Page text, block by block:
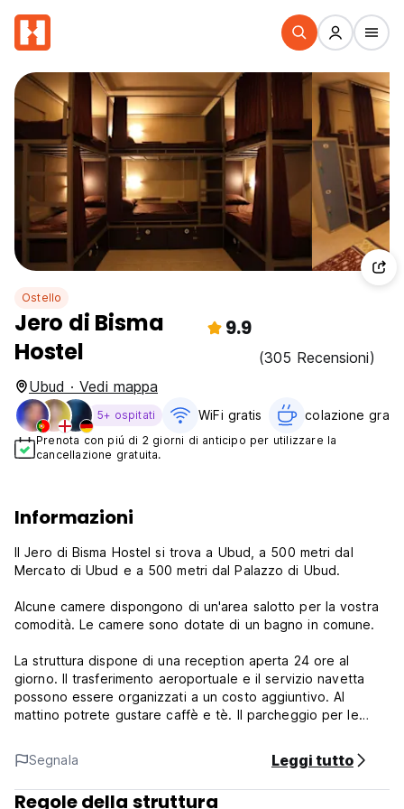
Ostello
Jero di Bisma
Hostel
9.9
(305 Recensioni)
Ubud · Vedi mappa
5+ ospitati WiFi gratis colazione
Prenota con piú di 2 giorni di anticipo per utilizzare la
cancellazione gratuita.
Informazioni
Il Jero di Bisma Hostel si trova a Ubud, a 500 metri dal
Mercato di Ubud e a 500 metri dal Palazzo di Ubud.
Alcune camere dispongono di un'area salotto per la vostra
comodità. Le camere sono dotate di un bagno in comune.
La struttura dispone di una reception aperta 24 ore al
giorno. Il trasferimento aeroportuale e il servizio navetta
possono essere organizzati a un costo aggiuntivo. Al
mattino potrete gustare caffè e tè. Il parcheggio per le
L'ostello offre anche il noleggio di biciclette. La Foresta
delle Scimmie di Ubud dista 1,1 km dal Jero di Bisma Hostel,
mentre la Grotta dell'Elefante si trova a 3,3 km dalla
Segnala Leggi tutto
Regole della struttura